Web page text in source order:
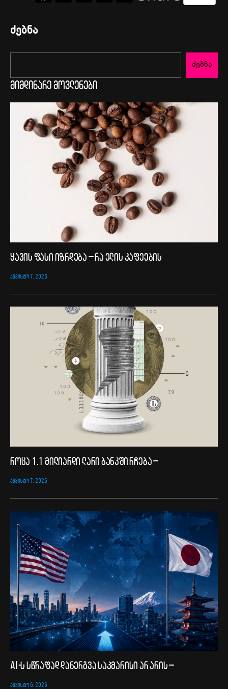
ძებნა
ძებნა
მიმდინარე მოვლენები
ყავის ფასი იზრდება – რა ელის კაფეების
ᲐᲒᲕᲘᲡᲢᲝ 7, 2026
როცა 1.1 მილიარდი ლარი ბანკში რჩება –
ᲐᲒᲕᲘᲡᲢᲝ 7, 2026
AI-ს სწრაფად დანერგვა საკმარისი არ არის –
ᲐᲒᲕᲘᲡᲢᲝ 6, 2026